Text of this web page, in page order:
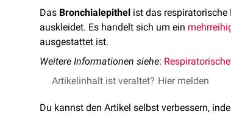
Das Bronchialepithel ist das respiratorische
auskleidet. Es handelt sich um ein
ausgestattet ist.
Weitere Informationen siehe:
Artikelinhalt ist veraltet? Hier melden
Du kannst den Artikel selbst verbessern,